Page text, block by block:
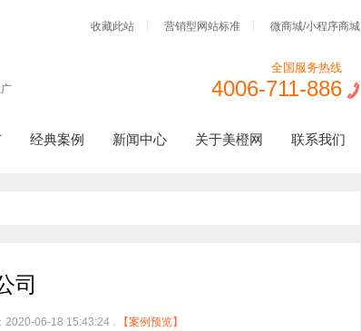
收藏此站 营销型网站标准 微商城/小程序商城
全国服务热线
4006-711-886
经典案例 新闻中心 关于美橙网 联系我们
司
2020-06-18 15:43:24 . 【案例预览】